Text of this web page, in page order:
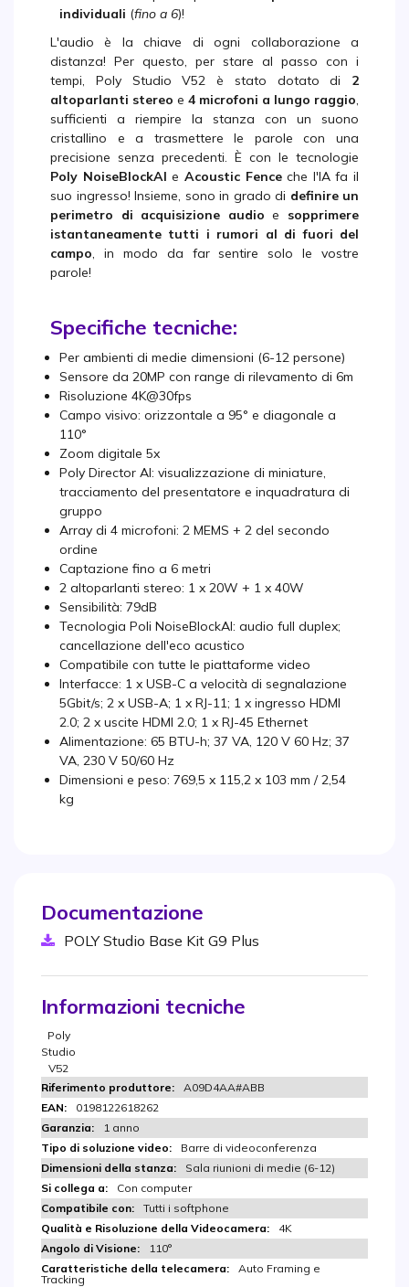
individuali (fino a 6)!
L'audio è la chiave di ogni collaborazione a
distanza! Per questo, per stare al passo con i
tempi, Poly Studio V52 è stato dotato di 2
altoparlanti stereo e 4 microfoni a lungo raggio,
sufficienti a riempire la stanza con un suono
cristallino e a trasmettere le parole con una
precisione senza precedenti. È con le tecnologie
Poly NoiseBlockAI e Acoustic Fenceche l'IA fa il
suo ingresso! Insieme, sono in grado di definire un
perimetro di acquisizione audio e sopprimere
istantaneamente tutti i rumori al di fuori del
campo, in modo da far sentire solo le vostre
parole!
Specifiche tecniche:
Per ambienti di medie dimensioni (6-12 persone)
Sensore da 20MP con range di rilevamento di 6m
Risoluzione 4K@30fps
Campo visivo: orizzontale a 95° e diagonale a
110°
Zoom digitale 5x
Poly Director AI: visualizzazione di miniature,
tracciamento del presentatore e inquadratura di
gruppo
Array di 4 microfoni: 2 MEMS + 2 del secondo
ordine
Captazione fino a 6 metri
2 altoparlanti stereo: 1 x 20W + 1 x 40W
Sensibilità: 79dB
Tecnologia Poli NoiseBlockAI: audio full duplex;
cancellazione dell'eco acustico
Compatibile con tutte le piattaforme video
Interfacce: 1 x USB-C a velocità di segnalazione
5Gbit/s; 2 x USB-A; 1 x RJ-11; 1 x ingresso HDMI
2.0; 2 x uscite HDMI 2.0; 1 x RJ-45 Ethernet
Alimentazione: 65 BTU-h; 37 VA, 120 V 60 Hz; 37
VA, 230 V 50/60 Hz
Dimensioni e peso: 769,5 x 115,2 x 103 mm / 2,54
kg
Documentazione
POLY Studio Base Kit G9 Plus
Informazioni tecniche
Poly
Studio
V52
A09D4AA#ABB
0198122618262
1 anno
Barre di videoconferenza
Sala riunioni di medie (6-12)
Con computer
Tutti i softphone
4K
110°
Auto Framing e
Tracking